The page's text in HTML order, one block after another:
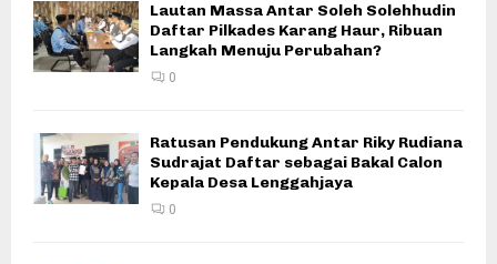
Lautan Massa Antar Soleh Solehhudin
Daftar Pilkades Karang Haur, Ribuan
Langkah Menuju Perubahan?
0
Ratusan Pendukung Antar Riky Rudiana
Sudrajat Daftar sebagai Bakal Calon
Kepala Desa Lenggahjaya
0